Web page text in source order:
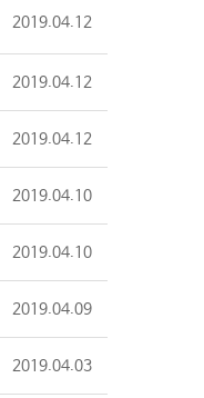
2019.04.12
2019.04.12
2019.04.12
2019.04.10
2019.04.10
2019.04.09
2019.04.03